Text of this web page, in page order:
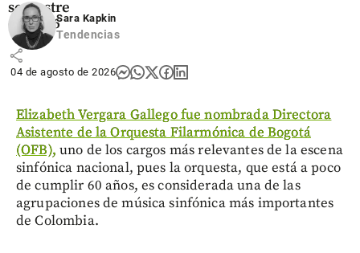
semestre
de 2026
share
Sara Kapkin
Tendencias
04 de agosto de 2026
Elizabeth Vergara Gallego fue nombrada Directora
Asistente de la Orquesta Filarmónica de Bogotá
(OFB), uno de los cargos más relevantes de la escena
sinfónica nacional, pues la orquesta, que está a poco
de cumplir 60 años, es considerada una de las
agrupaciones de música sinfónica más importantes
de Colombia.